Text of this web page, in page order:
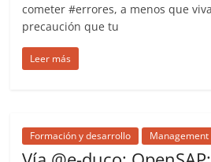
cometer #errores, a menos que
precaución que tu
Leer más
Formación y desarrollo Management